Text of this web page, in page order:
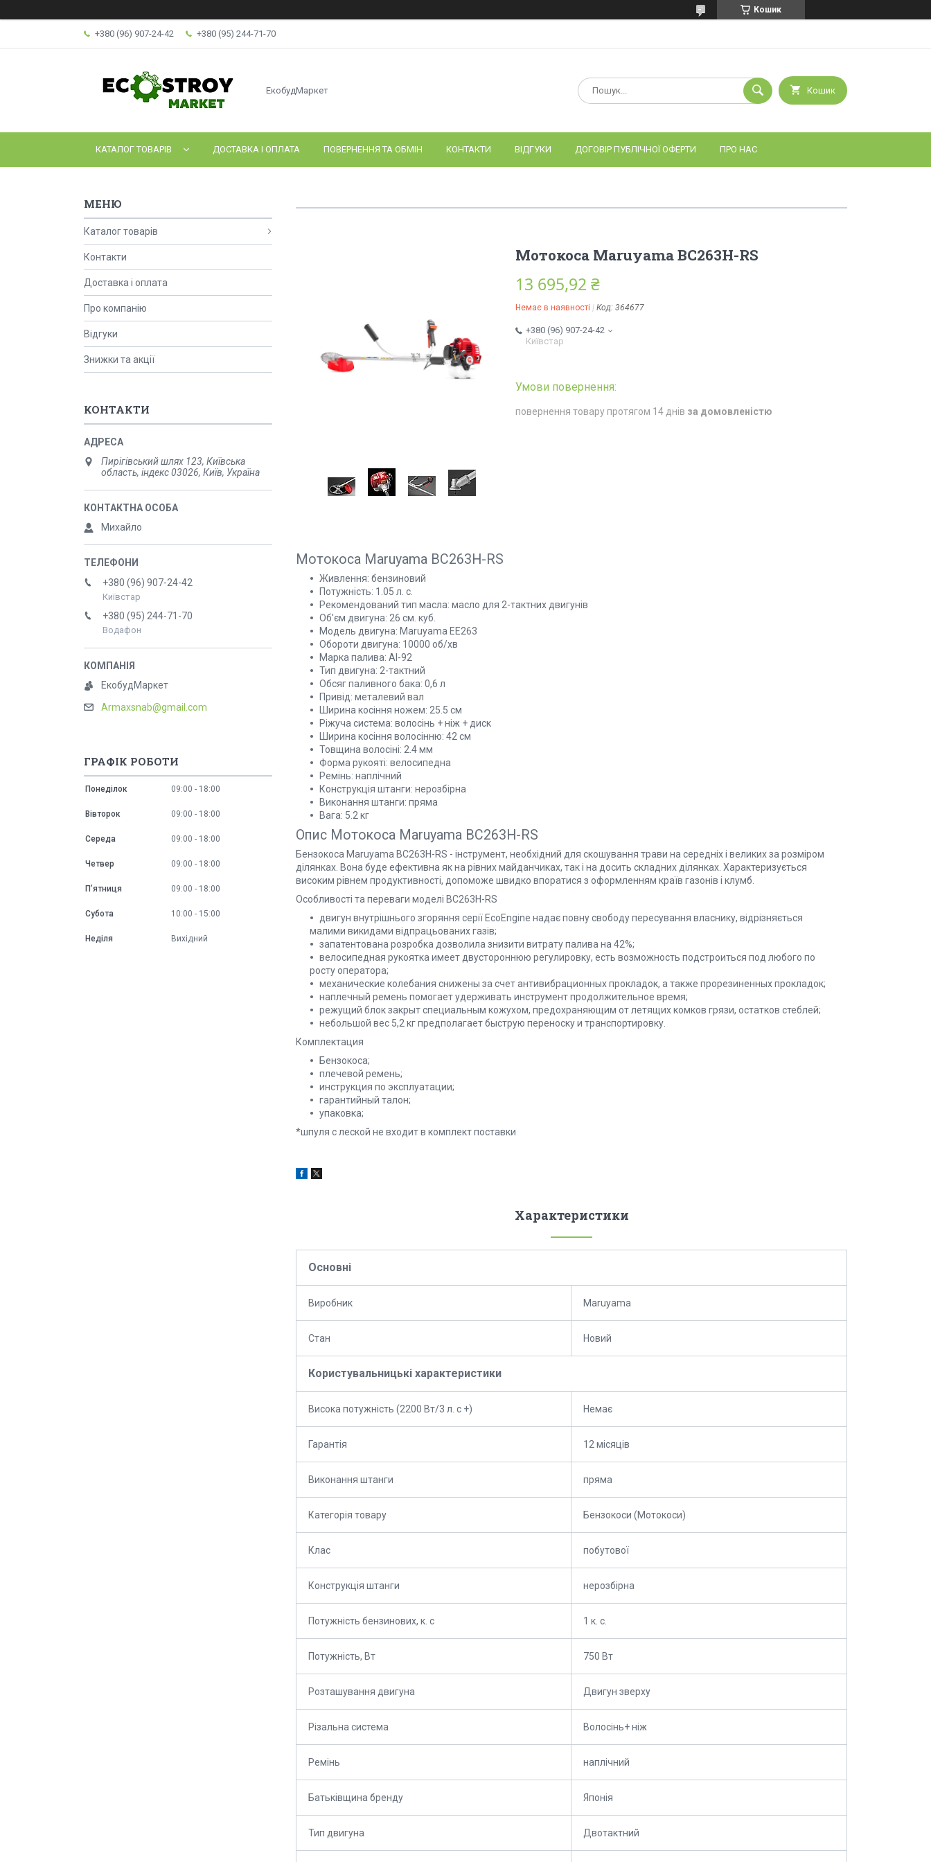
Кошик
+380 (96) 907-24-42 +380 (95) 244-71-70
ЕкобудМаркет Кошик
КАТАЛОГ ТОВАРІВ ДОСТАВКА І ОПЛАТА ПОВЕРНЕННЯ ТА ОБМІН КОНТАКТИ ВІДГУКИ ДОГОВІР ПУБЛІЧНОЇ ОФЕРТИ ПРО НАС
Мотокоса Maruyama BC263H-RS
13 695,92 ₴
Немає в наявності Код: 364677
+380 (96) 907-24-42
Київстар
повернення товару протягом 14 днів за домовленістю
Мотокоса Maruyama BC263H-RS
Живлення: бензиновий
Потужність: 1.05 л. с.
Рекомендований тип масла: масло для 2-тактних двигунів
Об'єм двигуна: 26 см. куб.
Модель двигуна: Maruyama ЕЕ263
Обороти двигуна: 10000 об/хв
Марка палива: АІ-92
Тип двигуна: 2-тактний
Обсяг паливного бака: 0,6 л
Привід: металевий вал
Ширина косіння ножем: 25.5 см
Ріжуча система: волосінь + ніж + диск
Ширина косіння волосінню: 42 см
Товщина волосіні: 2.4 мм
Форма рукояті: велосипедна
Ремінь: наплічний
Конструкція штанги: нерозбірна
Виконання штанги: пряма
Вага: 5.2 кг
Опис Мотокоса Maruyama BC263H-RS
Бензокоса Maruyama BC263H-RS - інструмент, необхідний для скошування трави на середніх і великих за розміром
ділянках. Вона буде ефективна як на рівних майданчиках, так і на досить складних ділянках. Характеризується
високим рівнем продуктивності, допоможе швидко впоратися з оформленням країв газонів і клумб.
Особливості та переваги моделі BC263H-RS
двигун внутрішнього згоряння серії EcoEngine надає повну свободу пересування власнику, відрізняється
малими викидами відпрацьованих газів;
запатентована розробка дозволила знизити витрату палива на 42%;
велосипедная рукоятка имеет двустороннюю регулировку, есть возможность подстроиться под любого по
росту оператора;
механические колебания снижены за счет антивибрационных прокладок, а также прорезиненных прокладок;
наплечный ремень помогает удерживать инструмент продолжительное время;
режущий блок закрыт специальным кожухом, предохраняющим от летящих комков грязи, остатков стеблей;
небольшой вес 5,2 кг предполагает быструю переноску и транспортировку.
Комплектация
Бензокоса;
плечевой ремень;
инструкция по эксплуатации;
гарантийный талон;
упаковка;
*шпуля с леской не входит в комплект поставки
Характеристики
Основні
Виробник Maruyama
Стан Новий
Користувальницькі характеристики
Висока потужність (2200 Вт/3 л. с +) Немає
Гарантія 12 місяців
Виконання штанги пряма
Категорія товару Бензокоси (Мотокоси)
Клас побутової
Конструкція штанги нерозбірна
Потужність бензинових, к. с 1 к. с.
Потужність, Вт 750 Вт
Розташування двигуна Двигун зверху
Різальна система Волосінь+ ніж
Ремінь наплічний
Батьківщина бренду Японія
Тип двигуна Двотактний
Каталог товарів
Контакти
Доставка і оплата
Про компанію
Відгуки
Знижки та акції
КОНТАКТИ
Пирігівський шлях 123, Київська
область, індекс 03026, Київ, Україна
Михайло
+380 (96) 907-24-42
Київстар
+380 (95) 244-71-70
Водафон
ЕкобудМаркет
Armaxsnab@gmail.com
ГРАФІК РОБОТИ
Понеділок 09:00 18:00
Вівторок 09:00 18:00
Середа 09:00 18:00
Четвер 09:00 18:00
Пʼятниця 09:00 18:00
Субота 10:00 15:00
Неділя Вихідний